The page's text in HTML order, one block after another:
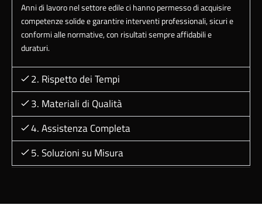
Anni di lavoro nel settore edile ci hanno permesso di acquisire
competenze solide e garantire interventi professionali, sicuri e
conformi alle normative, con risultati sempre affidabili e
duraturi.
2. Rispetto dei Tempi
3. Materiali di Qualità
4. Assistenza Completa
5. Soluzioni su Misura